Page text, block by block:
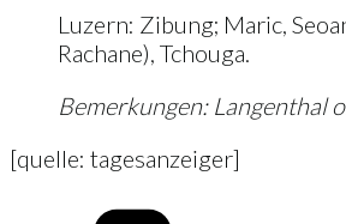
Luzern: Zibung; Maric,
Rachane), Tchouga.
Bemerkungen: Langenthal
[quelle: tagesanzeiger]